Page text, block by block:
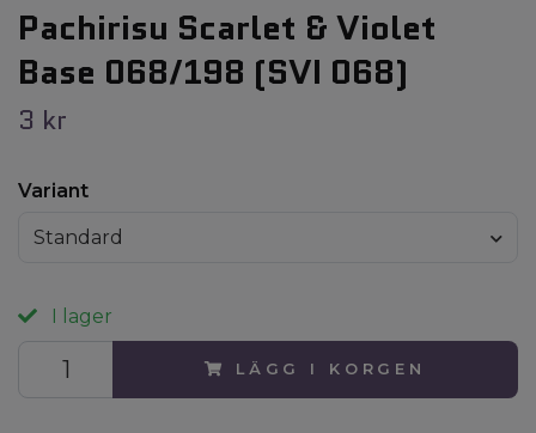
Pachirisu Scarlet & Violet
Base 068/198 (SVI 068)
3 kr
Variant
Standard
I lager
LÄGG I KORGEN